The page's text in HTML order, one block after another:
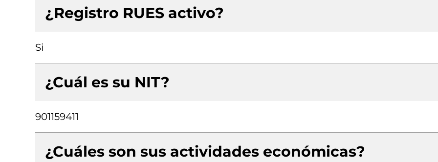
¿Registro RUES activo?
Si
¿Cuál es su NIT?
901159411
¿Cuáles son sus actividades económicas?